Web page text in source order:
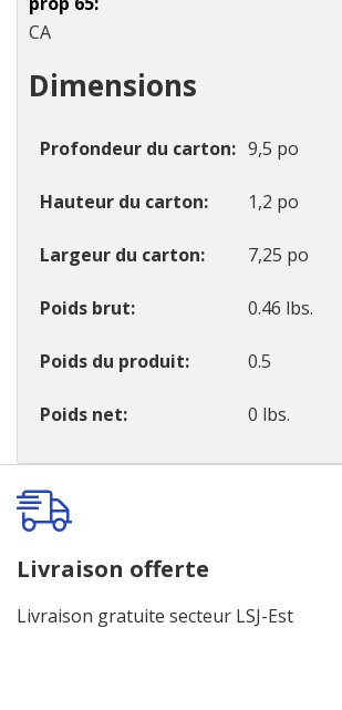
CA
Dimensions
Profondeur du carton 9,5 po
Hauteur du carton 1,2 po
Largeur du carton 7,25 po
Poids brut 0.46 lbs.
Poids du produit 0.5
Poids net 0 lbs.
Onglet
personnalisé
Livraison offerte
Livraison gratuite secteur LSJ-Est